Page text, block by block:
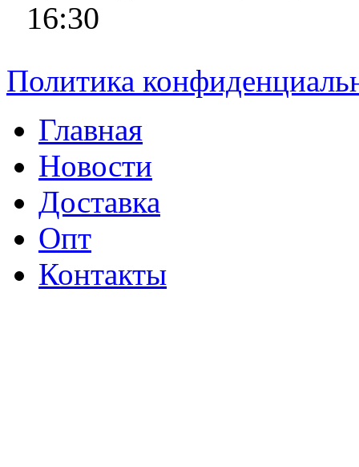
16:30
Политика
Главная
Новости
Доставка
Опт
Контакты